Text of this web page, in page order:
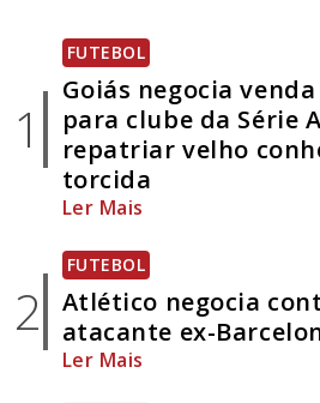
1
FUTEBOL
Goiás negocia
para clube da Série
repatriar velho
torcida
Ler Mais
2
FUTEBOL
Atlético negocia
atacante ex-
Ler Mais